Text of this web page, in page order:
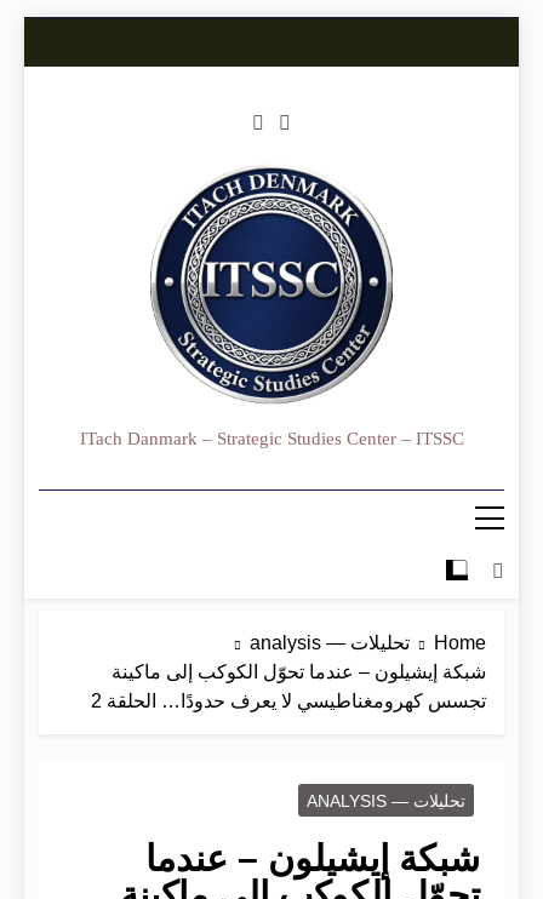
ITach Danmark – Strategic Studies Center – ITSSC
Home
تحليلات — analysis
شبكة إيشيلون – عندما تحوّل الكوكب إلى ماكينة
تجسس كهرومغناطيسي لا يعرف حدودًا… الحلقة 2
تحليلات — ANALYSIS
شبكة إيشيلون – عندما